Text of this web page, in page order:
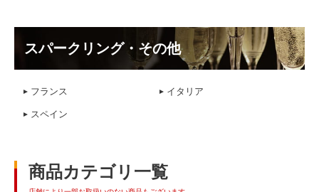
スパークリング・その他
フランス イタリア
スペイン
商品カテゴリ一覧